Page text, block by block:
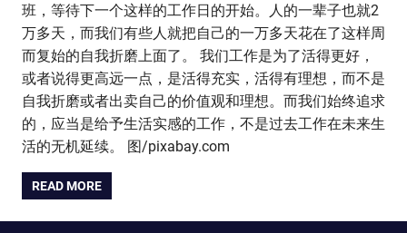
班，等待下一个这样的工作日的开始。人的一辈子也就2
万多天，而我们有些人就把自己的一万多天花在了这样周
而复始的自我折磨上面了。 我们工作是为了活得更好，
或者说得更高远一点，是活得充实，活得有理想，而不是
自我折磨或者出卖自己的价值观和理想。而我们始终追求
的，应当是给予生活实感的工作，不是过去工作在未来生
活的无机延续。 图/pixabay.com
READ MORE